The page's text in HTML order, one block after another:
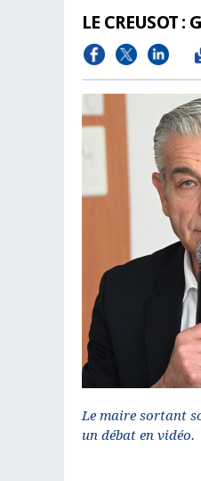
LE CREUSOT
Le maire sortant
un débat en vidéo.